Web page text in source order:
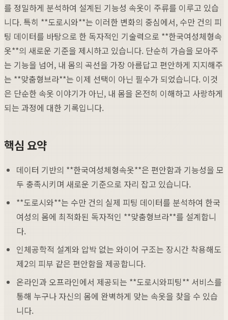
를 정밀하게 분석하여 설계된 기능성 속옷이 주류를 이루고 있습
니다. 특히 **도로시와**는 이러한 변화의 중심에서, 수만 건의 피
팅 데이터를 바탕으로 한 독자적인 기술력으로 **한국여성체형속
옷**의 새로운 기준을 제시하고 있습니다. 단순히 가슴을 모아주
는 기능을 넘어, 내 몸의 곡선을 가장 아름답고 편안하게 지지해주
는 **맞춤형브라**는 이제 선택이 아닌 필수가 되었습니다. 이것
은 단순한 속옷 이야기가 아닌, 내 몸을 온전히 이해하고 사랑하게
되는 과정에 대한 기록입니다.
핵심 요약
데이터 기반의 **한국여성체형속옷**은 편안함과 기능성을 모
두 충족시키며 새로운 기준으로 자리 잡고 있습니다.
**도로시와**는 수만 건의 실제 피팅 데이터를 분석하여 한국
여성의 몸에 최적화된 독자적인 **맞춤형브라**를 설계합니
다.
인체공학적 설계와 압박 없는 와이어 구조는 장시간 착용해도
제2의 피부 같은 편안함을 제공합니다.
온라인과 오프라인에서 제공되는 **도로시와피팅** 서비스를
통해 누구나 자신의 몸에 완벽하게 맞는 속옷을 찾을 수 있습
니다.